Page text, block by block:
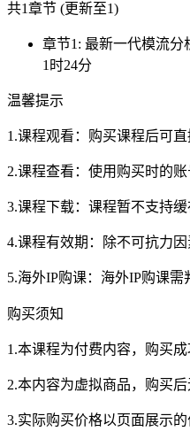
共1章节 (更新至1)
章节1: 最新一代模流分
1时24分
温馨提示
1.课程观看：购买课程后可
2.课程查看：使用购买时的
3.课程下载：课程暂不支持缓
4.课程有效期：除不可抗力
5.海外IP购课：海外IP购课
购买须知
1.本课程为付费内容，购买成
2.本内容为虚拟商品，购买
3.实际购买价格以页面展示